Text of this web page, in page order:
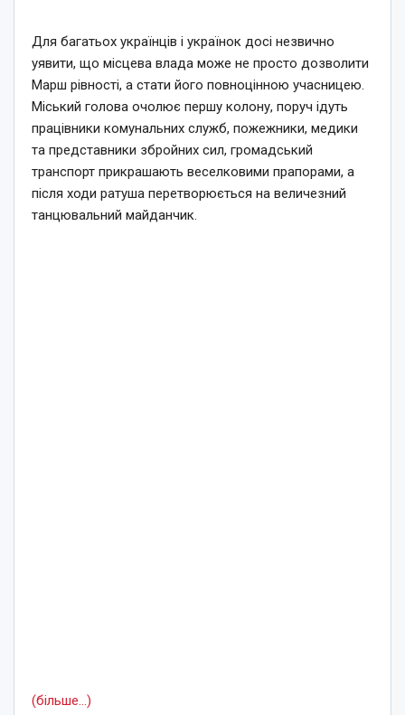
Для багатьох українців і українок досі незвично
уявити, що місцева влада може не просто дозволити
Марш рівності, а стати його повноцінною учасницею.
Міський голова очолює першу колону, поруч ідуть
працівники комунальних служб, пожежники, медики
та представники збройних сил, громадський
транспорт прикрашають веселковими прапорами, а
після ходи ратуша перетворюється на величезний
танцювальний майданчик.
(більше…)